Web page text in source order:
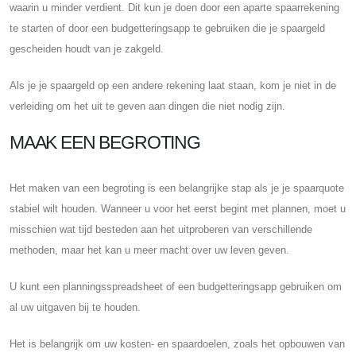
waarin u minder verdient. Dit kun je doen door een aparte spaarrekening
te starten of door een budgetteringsapp te gebruiken die je spaargeld
gescheiden houdt van je zakgeld.
Als je je spaargeld op een andere rekening laat staan, kom je niet in de
verleiding om het uit te geven aan dingen die niet nodig zijn.
MAAK EEN BEGROTING
Het maken van een begroting is een belangrijke stap als je je spaarquote
stabiel wilt houden. Wanneer u voor het eerst begint met plannen, moet u
misschien wat tijd besteden aan het uitproberen van verschillende
methoden, maar het kan u meer macht over uw leven geven.
U kunt een planningsspreadsheet of een budgetteringsapp gebruiken om
al uw uitgaven bij te houden.
Het is belangrijk om uw kosten- en spaardoelen, zoals het opbouwen van